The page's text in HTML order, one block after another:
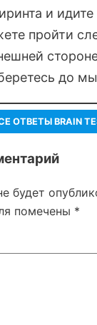
и
пройти
до
ОТВЕТЫ BRAIN
будет
помечены *